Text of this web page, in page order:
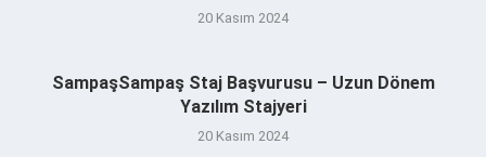
20 Kasım 2024
SampaşSampaş Staj Başvurusu – Uzun Dönem
Yazılım Stajyeri
20 Kasım 2024